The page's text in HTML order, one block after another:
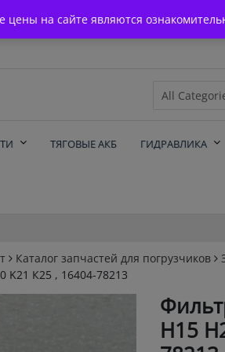
на сайте являются
вилочых
ТЯГОВЫЕ АКБ ГИДРАВЛИКА
Каталог запчастей для погрузчиков
K21 К25 , 16404-78213
Н15